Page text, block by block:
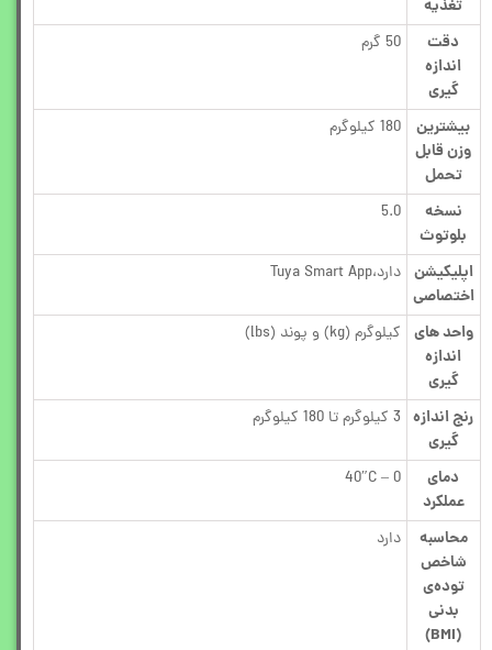
تغذیه
دقت
اندازه
گیری
50 گرم
بیشترین
وزن قابل
تحمل
180 کیلوگرم
نسخه
بلوتوث
5.0
اپلیکیشن
اختصاصی
دارد،Tuya Smart App
واحد های
اندازه
گیری
کیلوگرم (kg) و پوند (lbs)
رنج اندازه
گیری
3 کیلوگرم تا 180 کیلوگرم
دمای
عملکرد
0 – 40″C
محاسبه
شاخص
توده‌ی
بدنی
(BMI)
دارد